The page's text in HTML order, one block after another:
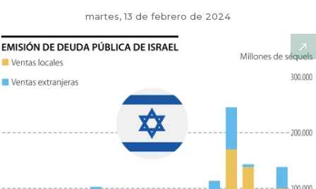
martes, 13 de febrero de 2024